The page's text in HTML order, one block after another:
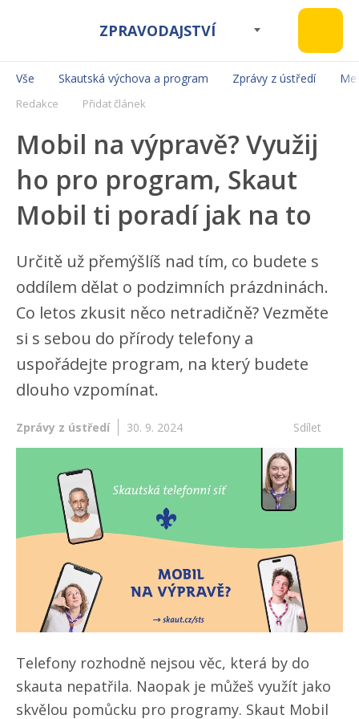
ZPRAVODAJSTVÍ
Vše Skautská výchova a program Zprávy z ústředí
Redakce Přidat článek
Mobil na výpravě? Využij
ho pro program, Skaut
Mobil ti poradí jak na to
Určitě už přemýšlíš nad tím, co budete s
oddílem dělat o podzimních prázdninách.
Co letos zkusit něco netradičně? Vezměte
si s sebou do přírody telefony a
uspořádejte program, na který budete
dlouho vzpomínat.
Zprávy z ústředí 30. 9. 2024 Sdílet
Telefony rozhodně nejsou věc, která by do
skauta nepatřila. Naopak je můžeš využít jako
skvělou pomůcku pro programy. Skaut Mobil